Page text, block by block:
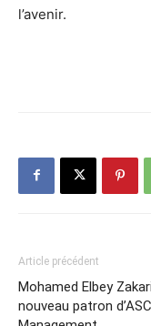
l’avenir.
Article précédent
Mohamed Elbey
nouveau patron